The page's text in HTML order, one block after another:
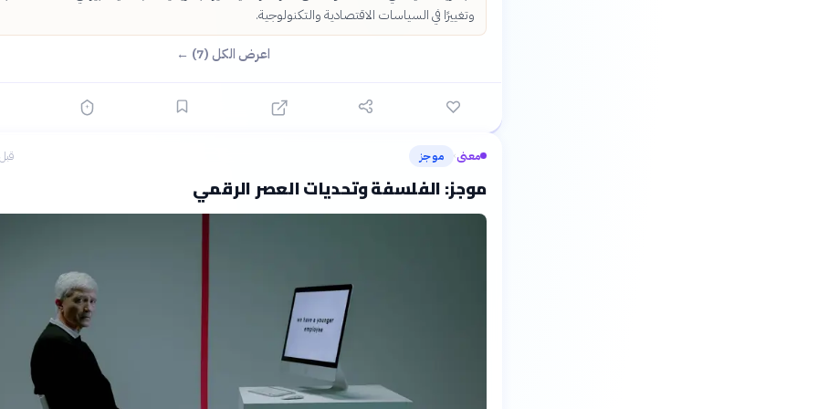
وتغييرًا في السياسات الاقتصادية والتكنولوجية.
اعرض الكل (7) ←
معنى› موجز قبل 6
موجز: الفلسفة وتحديات العصر الرقمي